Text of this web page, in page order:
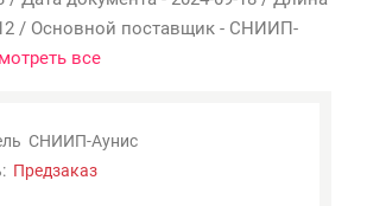
/ Основной поставщик - СНИИП-
все
СНИИП-Аунис
Предзаказ